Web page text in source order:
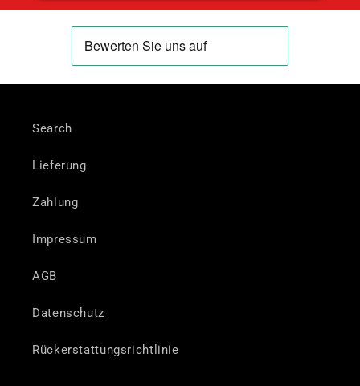
Search
Lieferung
Zahlung
Impressum
AGB
Datenschutz
Rückerstattungsrichtlinie